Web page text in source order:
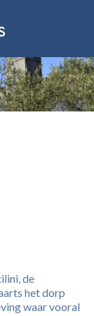
de
het dorp
waar vooral